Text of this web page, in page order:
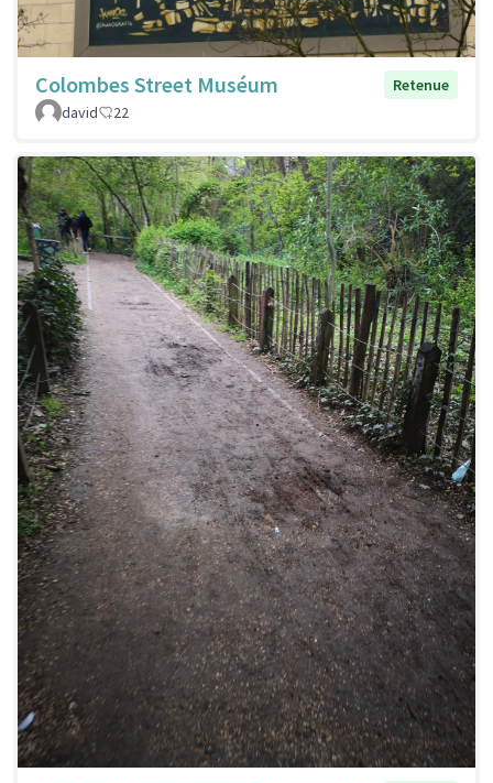
Colombes Street Muséum
Retenue
david
22